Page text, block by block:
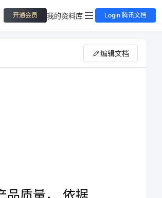
开通会员 我的资料库 Login 腾讯文档
编辑文档